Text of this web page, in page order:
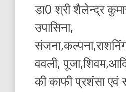
डा0 श्री शैलेन्द्र
उपासिना,
ववली,
की काफी प्रशंसा एवं